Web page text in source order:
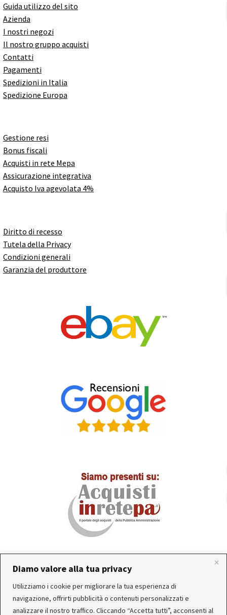
Diamo valore alla tua privacy
Utilizziamo i cookie per migliorare la tua esperienza di
navigazione, offrirti pubblicità o contenuti personalizzati e
analizzare il nostro traffico. Cliccando “Accetta tutti”, acconsenti al
In occasione delle FERIE ESTIVE, alcune aziende
produttrici e corrieri potrebbero sospendere o rallentare
temporaneamente le attività. Per questo motivo, gli
Guida utilizzo del sito
Azienda
I nostri negozi
Il nostro gruppo acquisti
Contatti
Pagamenti
Spedizioni in Italia
Spedizione Europa
Gestione resi
Bonus fiscali
Acquisti in rete Mepa
Assicurazione integrativa
Acquisto Iva agevolata 4%
Diritto di recesso
Tutela della Privacy
Condizioni generali
Garanzia del produttore
Servizio clienti attivo: Da Lunedì a Venerdì dalle 10:30 alle
12:30 e dalle 15:30 alle 17:30